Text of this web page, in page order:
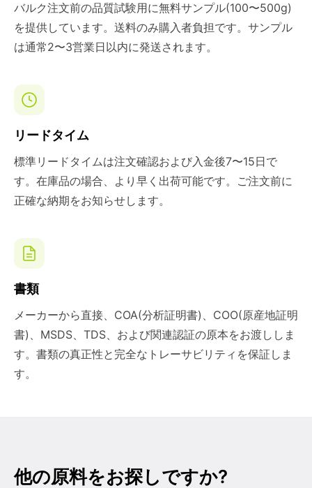
バルク注文前の品質試験用に無料サンプル(100〜500g)
を提供しています。送料のみ購入者負担です。サンプル
は通常2〜3営業日以内に発送されます。
リードタイム
標準リードタイムは注文確認および入金後7〜15日で
す。在庫品の場合、より早く出荷可能です。ご注文前に
正確な納期をお知らせします。
書類
メーカーから直接、COA(分析証明書)、COO(原産地証明
書)、MSDS、TDS、および関連認証の原本をお渡ししま
す。書類の真正性と完全なトレーサビリティを保証しま
す。
他の原料をお探しですか?